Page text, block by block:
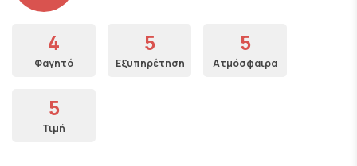
4
Φαγητό
5
Εξυπηρέτηση
5
Ατμόσφαιρα
5
Τιμή